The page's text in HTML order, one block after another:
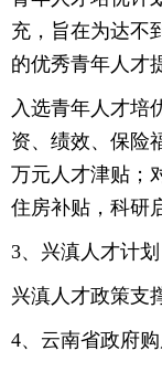
充，旨在为达不
的优秀青年人才
入选青年人才培
资、绩效、保险
万元人才津贴；
住房补贴，科研
3、兴滇人才计划
兴滇人才政策支
4、云南省政府